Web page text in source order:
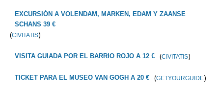
EXCURSIÓN A VOLENDAM, MARKEN, EDAM Y ZAANSE
SCHANS 39 €
(CIVITATIS)
VISITA GUIADA POR EL BARRIO ROJO A 12 € (CIVITATIS)
TICKET PARA EL MUSEO VAN GOGH A 20 € (GETYOURGUIDE)